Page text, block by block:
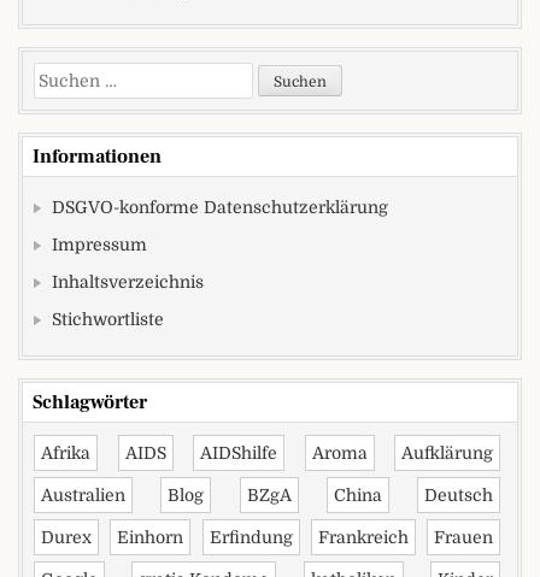
Suchen nach:
Informationen
DSGVO-konforme Datenschutzerklärung
Impressum
Inhaltsverzeichnis
Stichwortliste
Schlagwörter
Afrika AIDS AIDShilfe Aroma Aufklärung
Australien Blog BZgA China Deutsch
Durex Einhorn Erfindung Frankreich Frauen